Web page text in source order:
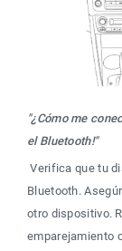
"¿Cómo me
el Bluetooth!"
Verifica que tu dispositivo transmisor tenga activado el
Bluetooth.
otro dispositivo.
emparejamiento